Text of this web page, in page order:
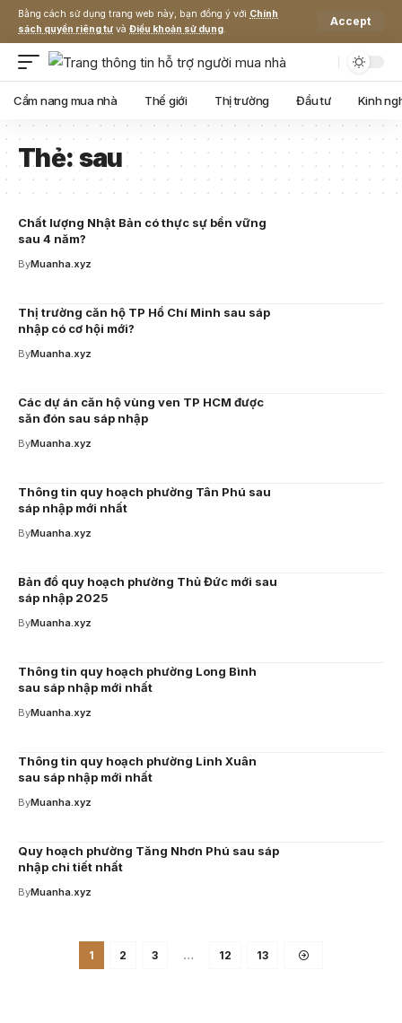
Bằng cách sử dụng trang web này, bạn đồng ý với Chính
sách quyền riêng tư và Điều khoản sử dụng.
Accept
Cẩm nang mua nhà Thế giới Thị trường Đầu tư Kinh
Thẻ:sau
Chất lượng Nhật Bản có thực sự bền vững
sau 4 năm?
ByMuanha.xyz
Thị trường căn hộ TP Hồ Chí Minh sau sáp
nhập có cơ hội mới?
ByMuanha.xyz
Các dự án căn hộ vùng ven TP HCM được
săn đón sau sáp nhập
ByMuanha.xyz
Thông tin quy hoạch phường Tân Phú sau
sáp nhập mới nhất
ByMuanha.xyz
Bản đồ quy hoạch phường Thủ Đức mới sau
sáp nhập 2025
ByMuanha.xyz
Thông tin quy hoạch phường Long Bình
sau sáp nhập mới nhất
ByMuanha.xyz
Thông tin quy hoạch phường Linh Xuân
sau sáp nhập mới nhất
ByMuanha.xyz
Quy hoạch phường Tăng Nhơn Phú sau sáp
nhập chi tiết nhất
ByMuanha.xyz
1 2 3 … 12 13